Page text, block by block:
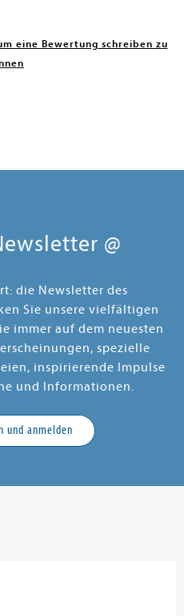
eine Bewertung schreiben zu
@
die Newsletter des
Sie unsere vielfältigen
immer auf dem neuesten
spezielle
inspirierende Impulse
und Informationen.
und anmelden